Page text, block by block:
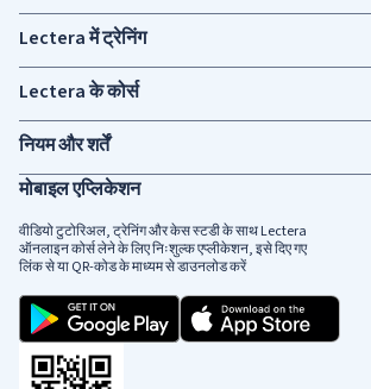
Lectera में ट्रेनिंग
Lectera के कोर्स
नियम और शर्तें
मोबाइल एप्लिकेशन
वीडियो टुटोरिअल, ट्रेनिंग और केस स्टडी के साथ Lectera
ऑनलाइन कोर्स लेने के लिए निःशुल्क एप्लीकेशन, इसे दिए गए
लिंक से या QR-कोड के माध्यम से डाउनलोड करें